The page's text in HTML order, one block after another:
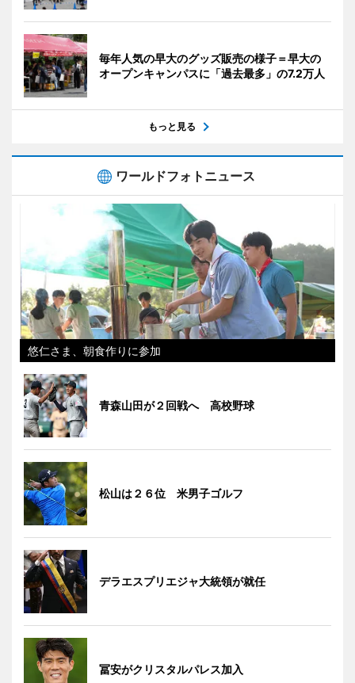
毎年人気の早大のグッズ販売の様子＝早大の
オープンキャンパスに「過去最多」の7.2万人
もっと見る
ワールドフォトニュース
悠仁さま、朝食作りに参加
青森山田が２回戦へ 高校野球
松山は２６位 米男子ゴルフ
デラエスプリエジャ大統領が就任
冨安がクリスタルパレス加入